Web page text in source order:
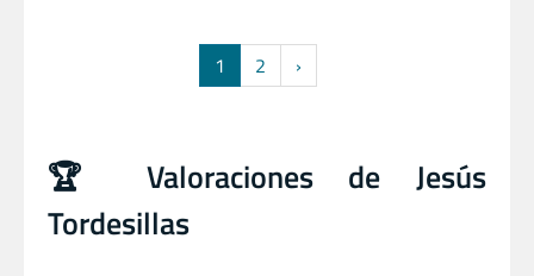
1 2 ›
🏆 Valoraciones de Jesús
Tordesillas